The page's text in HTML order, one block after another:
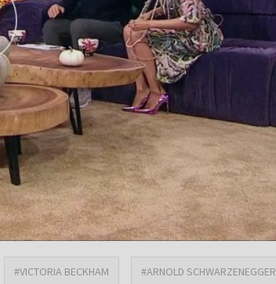
#VICTORIA BECKHAM #ARNOLD SCHWARZENEGGER